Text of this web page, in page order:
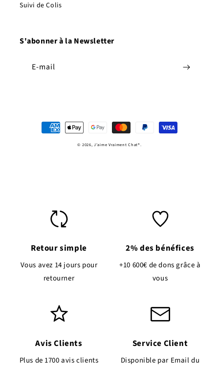
Suivi de Colis
S'abonner à la Newsletter
E-mail
Moyens
de
© 2026,J'aime Vraiment Chat®.
Retour simple
Vous avez 14 jours pour
retourner
2% des bénéfices
+10 600€ de dons grâce à
vous
Avis Clients
Plus de 1700 avis clients
Service Client
Disponible par Email du